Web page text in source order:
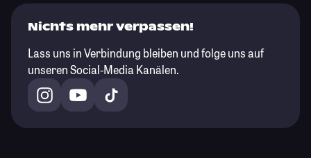
Nichts mehr verpassen!
Lass uns in Verbindung bleiben und folge uns auf
unseren Social-Media Kanälen.